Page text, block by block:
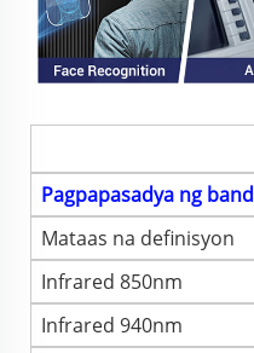
Pagpapasadya ng band
Mataas na definisyon
Infrared 850nm
Infrared 940nm